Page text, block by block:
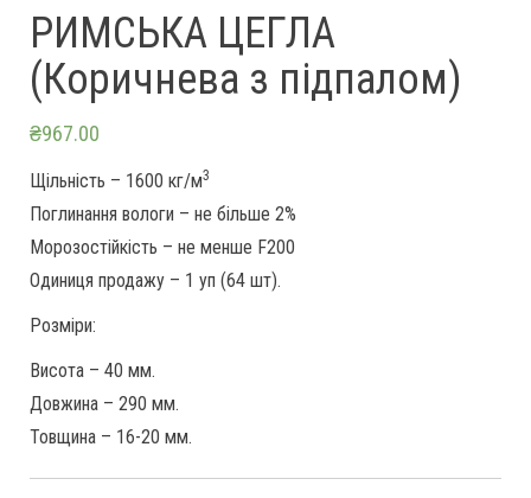
РИМСЬКА ЦЕГЛА
(Коричнева з підпалом)
₴967.00
Щільність – 1600 кг/м3
Поглинання вологи – не більше 2%
Морозостійкість – не менше F200
Одиниця продажу – 1 уп (64 шт).
Розміри:
Висота – 40 мм.
Довжина – 290 мм.
Товщина – 16-20 мм.